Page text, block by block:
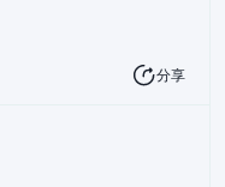
分享